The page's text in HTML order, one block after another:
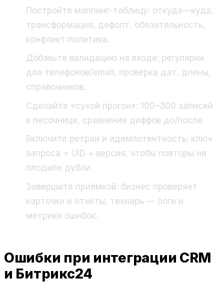
Постройте маппинг-таблицу: откуда—куда,
трансформация, дефолт, обязательность,
конфликт‑политика.
Добавьте валидацию на входе: регулярки
для телефонов/email, проверка дат, длины,
справочников.
Сделайте «сухой прогон»: 100–300 записей
в песочнице, сравнение диффов до/после.
Включите ретраи и идемпотентность: ключ
запроса = UID + версия, чтобы повторы не
плодили дубли.
Завершите приёмкой: бизнес проверяет
карточки и отчёты, технарь — логи и
метрики ошибок.
Ошибки при интеграции CRM
и Битрикс24